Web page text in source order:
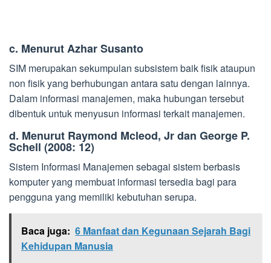
c. Menurut Azhar Susanto
SIM merupakan sekumpulan subsistem baik fisik ataupun
non fisik yang berhubungan antara satu dengan lainnya.
Dalam informasi manajemen, maka hubungan tersebut
dibentuk untuk menyusun informasi terkait manajemen.
d. Menurut Raymond Mcleod, Jr dan George P.
Schell (2008: 12)
Sistem Informasi Manajemen sebagai sistem berbasis
komputer yang membuat informasi tersedia bagi para
pengguna yang memiliki kebutuhan serupa.
Baca juga: 6 Manfaat dan Kegunaan Sejarah Bagi
Kehidupan Manusia